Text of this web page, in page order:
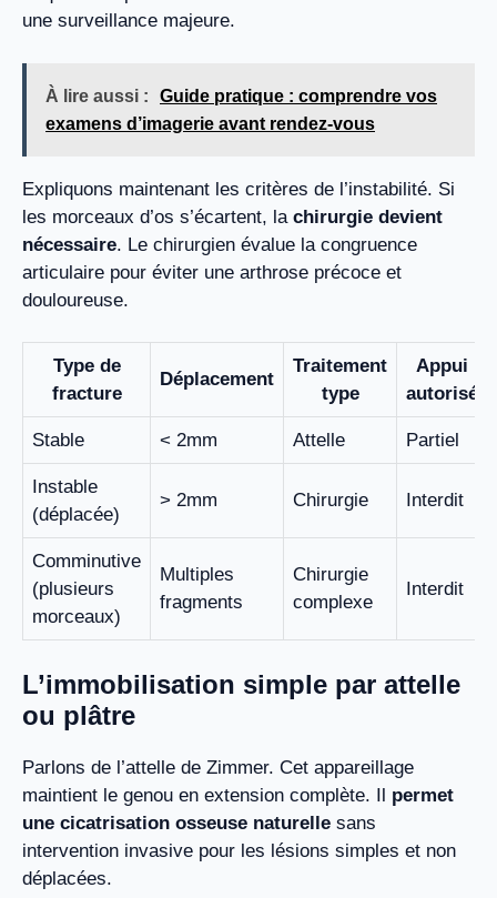
une surveillance majeure.
À lire aussi :
Guide pratique : comprendre vos
examens d’imagerie avant rendez-vous
Expliquons maintenant les critères de l’instabilité. Si
les morceaux d’os s’écartent, la chirurgie devient
nécessaire. Le chirurgien évalue la congruence
articulaire pour éviter une arthrose précoce et
douloureuse.
Type de
fracture
Déplacement
Traitement
type
Appui
autorisé
Stable < 2mm Attelle Partiel
Instable
(déplacée)
> 2mm Chirurgie Interdit
Comminutive
(plusieurs
morceaux)
Multiples
fragments
Chirurgie
complexe
Interdit
L’immobilisation simple par attelle
ou plâtre
Parlons de l’attelle de Zimmer. Cet appareillage
maintient le genou en extension complète. Il permet
une cicatrisation osseuse naturelle sans
intervention invasive pour les lésions simples et non
déplacées.